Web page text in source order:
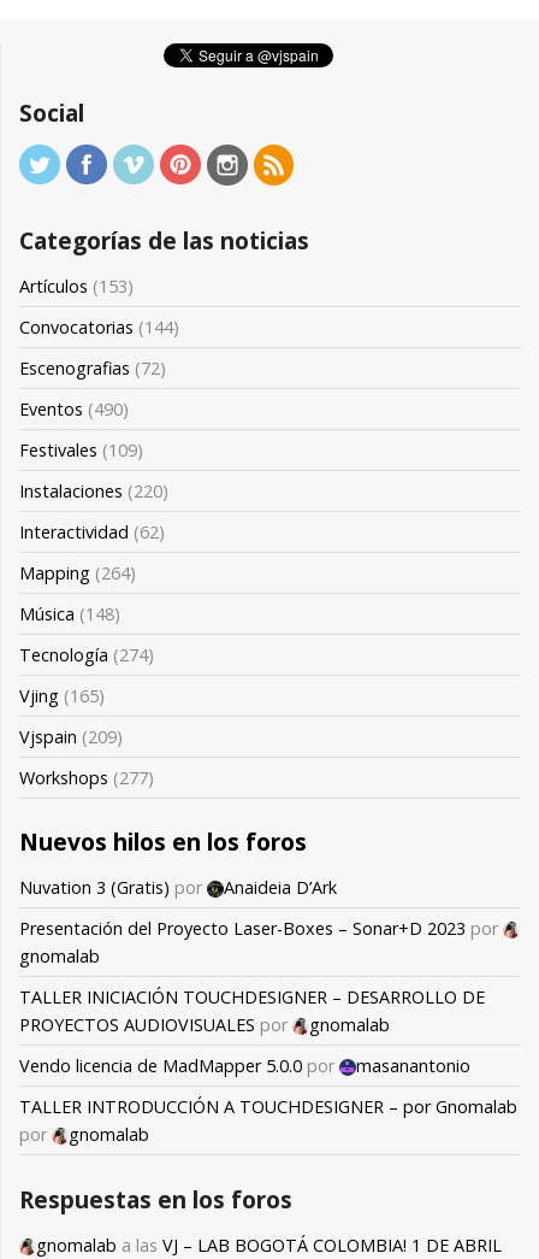
Social
Categorías de las noticias
Artículos (153)
Convocatorias (144)
Escenografias (72)
Eventos (490)
Festivales (109)
Instalaciones (220)
Interactividad (62)
Mapping (264)
Música (148)
Tecnología (274)
Vjing (165)
Vjspain (209)
Workshops (277)
Nuevos hilos en los foros
Nuvation 3 (Gratis) por
Anaideia D’Ark
Presentación del Proyecto Laser-Boxes – Sonar+D 2023 por
gnomalab
TALLER INICIACIÓN TOUCHDESIGNER – DESARROLLO DE
PROYECTOS AUDIOVISUALES por
gnomalab
Vendo licencia de MadMapper 5.0.0 por
masanantonio
TALLER INTRODUCCIÓN A TOUCHDESIGNER – por Gnomalab
por
gnomalab
Respuestas en los foros
gnomalab a las VJ – LAB BOGOTÁ COLOMBIA! 1 DE ABRIL